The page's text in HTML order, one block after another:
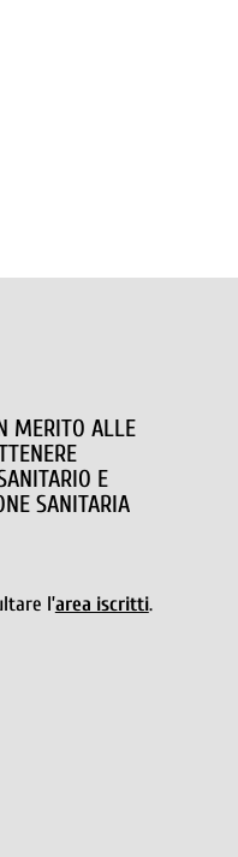
MERITO ALLE
E
SANITARIA
l’area iscritti.